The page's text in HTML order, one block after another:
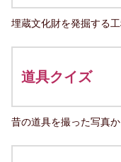
埋蔵文化財を発掘する
道具クイズ
昔の道具を撮った写真